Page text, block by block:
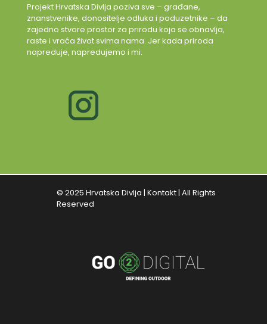
Projekt Hrvatska Divlja poziva sve – građane,
znanstvenike, donositelje odluka i poduzetnike – da
zajedno stvore prostor za prirodu koja se obnavlja,
raste i vraća život svima nama. Jer kada priroda
napreduje, napredujemo i mi.
© 2025 Hrvatska Divlja | Kontakt| All Rights
Reserved